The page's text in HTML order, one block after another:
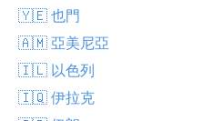
🇾🇪 也門
🇦🇲 亞美尼亞
🇮🇱 以色列
🇮🇶 伊拉克